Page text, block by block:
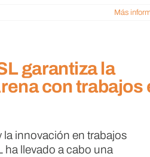
Más
garantiza la
con trabajos
la innovación en trabajos
ha llevado a cabo una